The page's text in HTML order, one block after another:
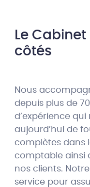
Le
côtés
Nous
depuis plus de
d’expérience
aujourd’hui de
complètes dans
comptable ainsi
nos clients.
service pour